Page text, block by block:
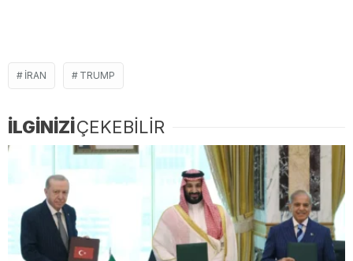
IRAN TRUMP
İLGİNİZİÇEKEBİLİR